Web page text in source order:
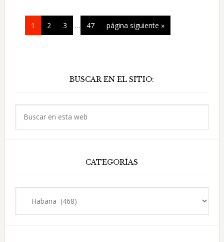
de
Co.
Página
1 Página
2 Página
3
intermedias
… Página
47
Ir
a
página siguiente »
principal
BUSCAR EN EL SITIO:
CATEGORÍAS